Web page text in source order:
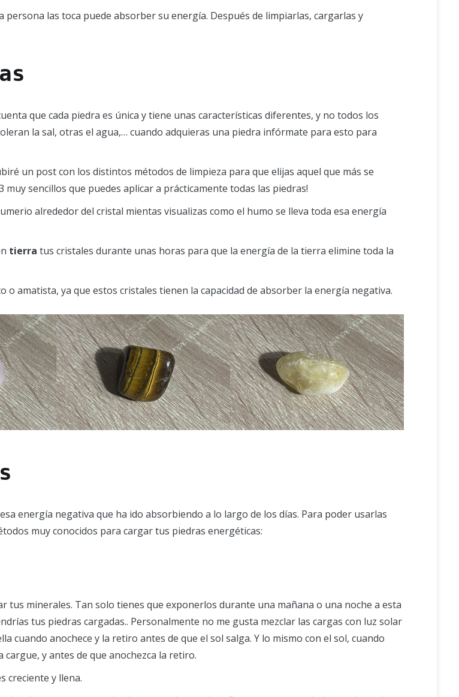
las toca puede absorber su energía. Después de limpiarlas, cargarlas y
que cada piedra es única y tiene unas características diferentes, y no todos los
la sal, otras el agua,… cuando adquieras una piedra infórmate para esto para
un post con los distintos métodos de limpieza para que elijas aquel que más se
sencillos que puedes aplicar a prácticamente todas las piedras!
alrededor del cristal mientas visualizas como el humo se lleva toda esa energía
tierra tus cristales durante unas horas para que la energía de la tierra elimine toda la
amatista, ya que estos cristales tienen la capacidad de absorber la energía negativa.
energía negativa que ha ido absorbiendo a lo largo de los días. Para poder usarlas
muy conocidos para cargar tus piedras energéticas:
tus minerales. Tan solo tienes que exponerlos durante una mañana o una noche a esta
tus piedras cargadas.. Personalmente no me gusta mezclar las cargas con luz solar
cuando anochece y la retiro antes de que el sol salga. Y lo mismo con el sol, cuando
y antes de que anochezca la retiro.
creciente y llena.